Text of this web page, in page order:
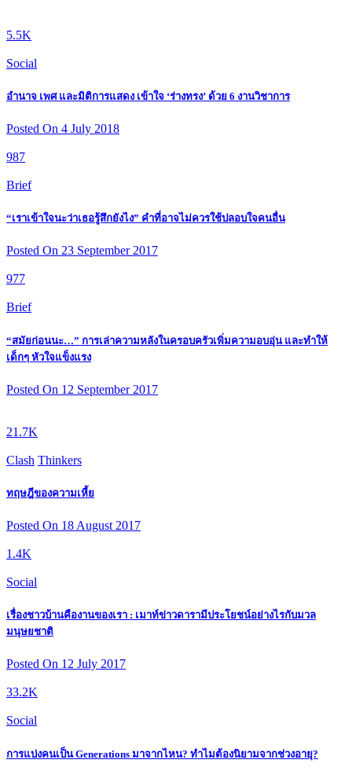
5.5K
Social
อำนาจ เพศ และมิติการแสดง เข้าใจ ‘ร่างทรง’ ด้วย 6 งานวิชาการ
Posted On 4 July 2018
987
Brief
“เราเข้าใจนะว่าเธอรู้สึกยังไง” คำที่อาจไม่ควรใช้ปลอบใจคนอื่น
Posted On 23 September 2017
977
Brief
“สมัยก่อนนะ…” การเล่าความหลังในครอบครัวเพิ่มความอบอุ่น และทำให้
เด็กๆ หัวใจแข็งแรง
Posted On 12 September 2017
21.7K
Clash Thinkers
ทฤษฎีของความเหี้ย
Posted On 18 August 2017
1.4K
Social
เรื่องชาวบ้านคืองานของเรา : เมาท์ข่าวดารามีประโยชน์อย่างไรกับมวล
มนุษยชาติ
Posted On 12 July 2017
33.2K
Social
การแบ่งคนเป็น Generations มาจากไหน? ทำไมต้องนิยามจากช่วงอายุ?